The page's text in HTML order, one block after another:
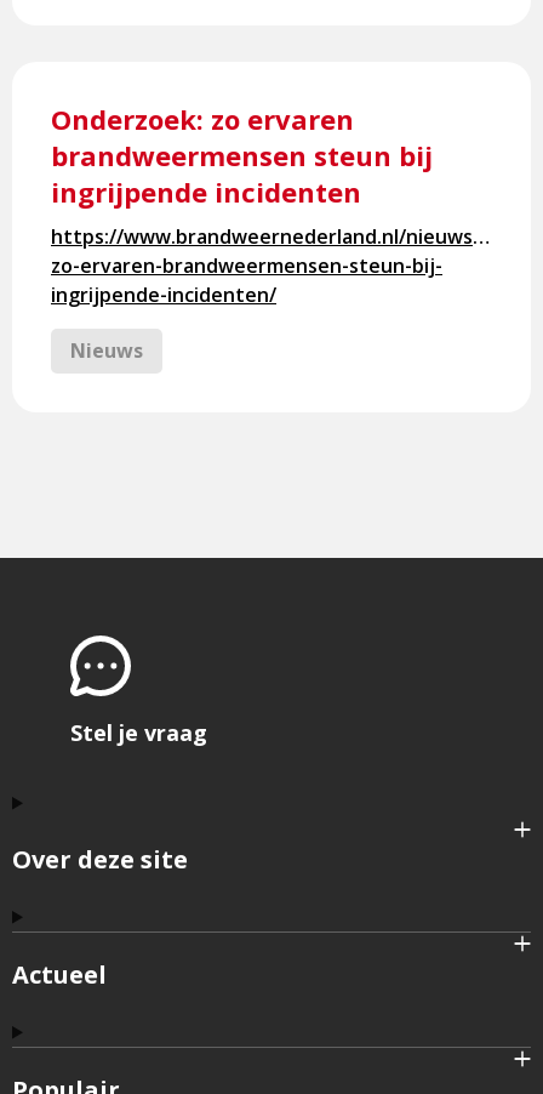
Onderzoek: zo ervaren
brandweermensen steun bij
ingrijpende incidenten
https://www.brandweernederland.nl/nieuws/
zo-ervaren-brandweermensen-steun-bij-
ingrijpende-incidenten/
Nieuws
Onderzoek:
brandweermensen
steun
ingrijpende
incidenten
Over deze site
Actueel
Stel je vraag